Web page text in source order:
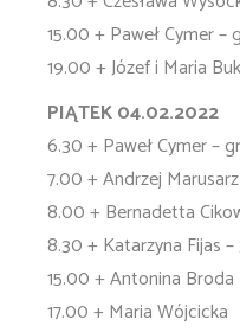
15.00 + Paweł Cymer –
19.00 + Józef i Maria
PIĄTEK 04.02.2022
6.30 + Paweł Cymer –
7.00 + Andrzej Marusarz
8.00 + Bernadetta
8.30 + Katarzyna Fijas –
15.00 + Antonina Broda
17.00 + Maria Wójcicka